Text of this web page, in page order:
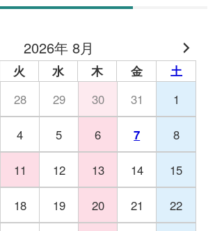
2026年 8月
火 水 木 金
土
28 29 30 31 1
4 5 6 7 8
11 12 13 14 15
18 19 20 21 22